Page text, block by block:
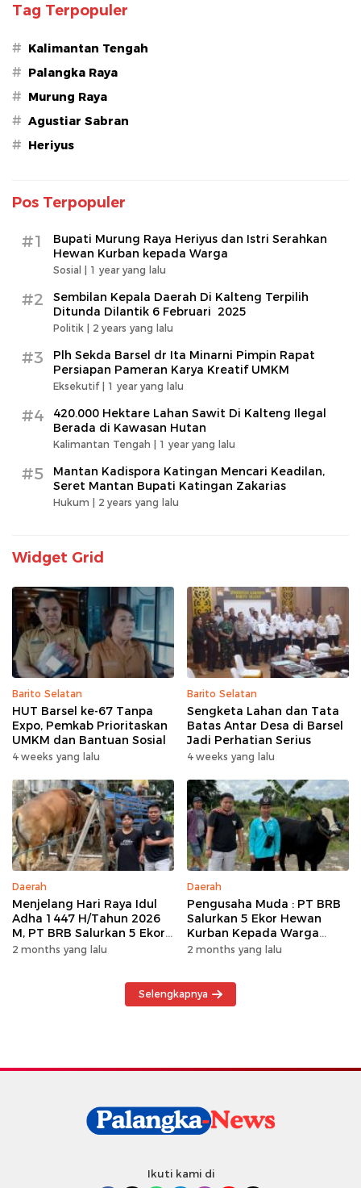
Tag Terpopuler
# Kalimantan Tengah
# Palangka Raya
# Murung Raya
# Agustiar Sabran
# Heriyus
Pos Terpopuler
#1
Bupati Murung Raya Heriyus dan Istri Serahkan
Hewan Kurban kepada Warga
Sosial | 1 year yang lalu
#2
Sembilan Kepala Daerah Di Kalteng Terpilih
Ditunda Dilantik 6 Februari 2025
Politik | 2 years yang lalu
#3
Plh Sekda Barsel dr Ita Minarni Pimpin Rapat
Persiapan Pameran Karya Kreatif UMKM
Eksekutif | 1 year yang lalu
#4
420.000 Hektare Lahan Sawit Di Kalteng Ilegal
Berada di Kawasan Hutan
Kalimantan Tengah | 1 year yang lalu
#5
Mantan Kadispora Katingan Mencari Keadilan,
Seret Mantan Bupati Katingan Zakarias
Hukum | 2 years yang lalu
Widget Grid
Barito Selatan
HUT Barsel ke-67 Tanpa
Expo, Pemkab Prioritaskan
UMKM dan Bantuan Sosial
4 weeks yang lalu
Barito Selatan
Sengketa Lahan dan Tata
Batas Antar Desa di Barsel
Jadi Perhatian Serius
4 weeks yang lalu
Daerah
Menjelang Hari Raya Idul
Adha 1447 H/Tahun 2026
M, PT BRB Salurkan 5 Ekor
Hewan Kurban Kepada
2 months yang lalu
Daerah
Pengusaha Muda : PT BRB
Salurkan 5 Ekor Hewan
Kurban Kepada Warga
Khususnya Wilayah
2 months yang lalu
Selengkapnya
Ikuti kami di